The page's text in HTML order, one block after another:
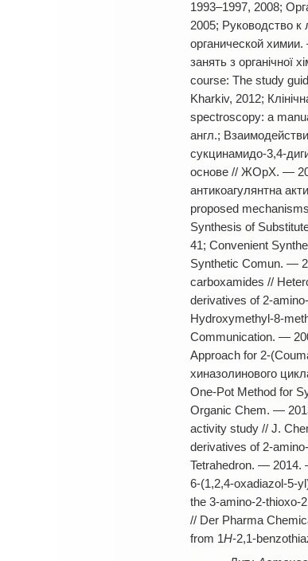
1993–1997, 2008;
2005; Руководство
органической химии.
занять з
course: The study
Kharkiv, 2012;
spectroscopy: a
англ.;
сукцинамидо-3,4-
основе // ЖОрХ. —
антикоагулянтна
proposed
Synthesis of
41; Convenient
Synthetic Comun. —
carboxamides //
derivatives of 2-
Hydroxymethyl-8-
Communication. —
Approach for 2-
хиназолинового
One-Pot Method for
Organic Chem. —
activity study // J.
derivatives of 2-
Tetrahedron. — 2014.
6-(1,2,4-oxadiazol-5-
the 3-amino-2-thioxo-
// Der Pharma
from 1H-2,1-